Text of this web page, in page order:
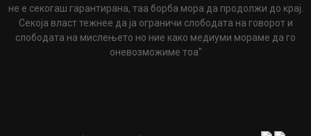
не е секогаш гарантирана, таа борба мора да продолжи до крај.
Секоја власт тежнее да ја ограничи слободата на говорот и
слободата на мислењето но ние како медиуми мораме да го
оневозможиме тоа"